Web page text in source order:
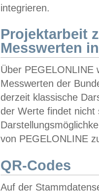
integrieren.
Projektarbeit
Messwerten
Über PEGELONLINE
Messwerten der
derzeit klassische
der Werte findet
von PEGELONLINE
QR-Codes
Auf der